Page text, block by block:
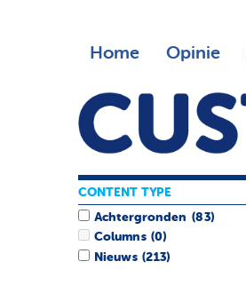
Home Opinie
CONTENT TYPE
Achtergronden (83)
Columns (0)
Nieuws (213)